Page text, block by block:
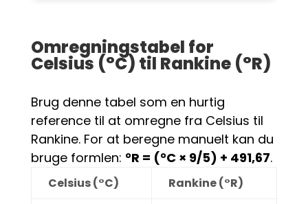
Omregningstabel for
Celsius (°C) til Rankine (°R)
Brug denne tabel som en hurtig
reference til at omregne fra Celsius til
Rankine. For at beregne manuelt kan du
bruge formlen: °R = (°C × 9/5) + 491,67.
Celsius (°C)
Rankine (°R)